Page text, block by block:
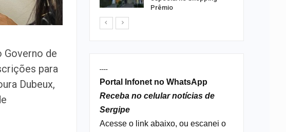
Governo de
para
Dubeux,
Prêmio
----
Portal Infonet no WhatsApp
Receba no celular notícias de
Sergipe
Acesse o link abaixo, ou escanei o